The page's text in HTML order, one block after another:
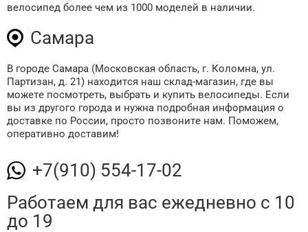
велосипед более чем из 1000 моделей в наличии.
Самара
В городе Самара (Московская область, г. Коломна, ул.
Партизан, д. 21) находится наш склад-магазин, где вы
можете посмотреть, выбрать и купить велосипеды. Если
вы из другого города и нужна подробная информация о
доставке по России, просто позвоните нам. Поможем,
оперативно доставим!
+7(910) 554-17-02
Работаем для вас ежедневно с 10
до 19